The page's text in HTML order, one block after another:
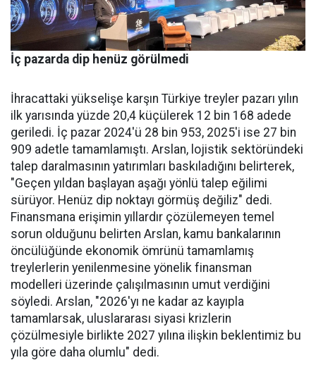
İç pazarda dip henüz görülmedi
İhracattaki yükselişe karşın Türkiye treyler pazarı yılın
ilk yarısında yüzde 20,4 küçülerek 12 bin 168 adede
geriledi. İç pa­zar 2024'ü 28 bin 953, 2025'i ise 27 bin
909 adetle tamamlamış­tı. Arslan, lojistik sektöründeki
talep daralmasının yatırımları baskıladığını belirterek,
"Geçen yıldan başlayan aşağı yönlü talep eğilimi
sürüyor. Henüz dip nok­tayı görmüş değiliz" dedi.
Finans­mana erişimin yıllardır çözüle­meyen temel
sorun olduğunu be­lirten Arslan, kamu bankalarının
öncülüğünde ekonomik ömrü­nü tamamlamış
treylerlerin ye­nilenmesine yönelik finansman
modelleri üzerinde çalışılması­nın umut verdiğini
söyledi. Ars­lan, "2026'yı ne kadar az kayıpla
tamamlarsak, uluslararası siya­si krizlerin
çözülmesiyle birlik­te 2027 yılına ilişkin beklentimiz bu
yıla göre daha olumlu" dedi.